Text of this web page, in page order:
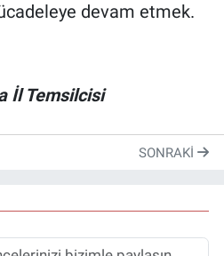
devam etmek.
İl Temsilcisi
SONRAKI